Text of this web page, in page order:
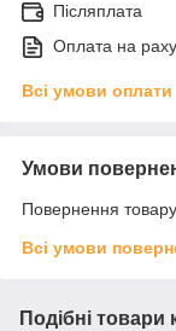
Післяплата
Оплата на
Всі умови оплати
Умови
Повернення
Всі умови
Подібні товари